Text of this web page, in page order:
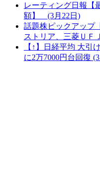
レーティング日報【
額】 (3月22日)
話題株ピックアップ
ストリア、三菱ＵＦ
【↑】日経平均 大引
に2万7000円台回復